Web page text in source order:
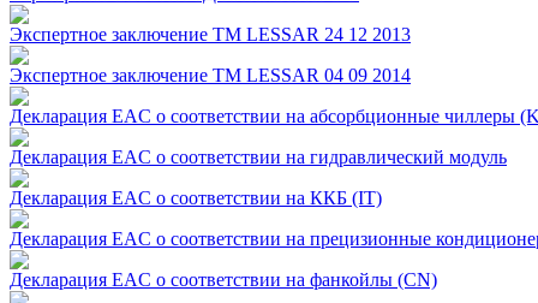
Экспертное заключение TM LESSAR 24 12 2013
Экспертное заключение TM LESSAR 04 09 2014
Декларация EAC о соответствии на абсорбционные чиллеры
Декларация EAC о соответствии на гидравлический модуль
Декларация EAC о соответствии на ККБ (IT)
Декларация EAC о соответствии на прецизионные
Декларация EAC о соответствии на фанкойлы (CN)